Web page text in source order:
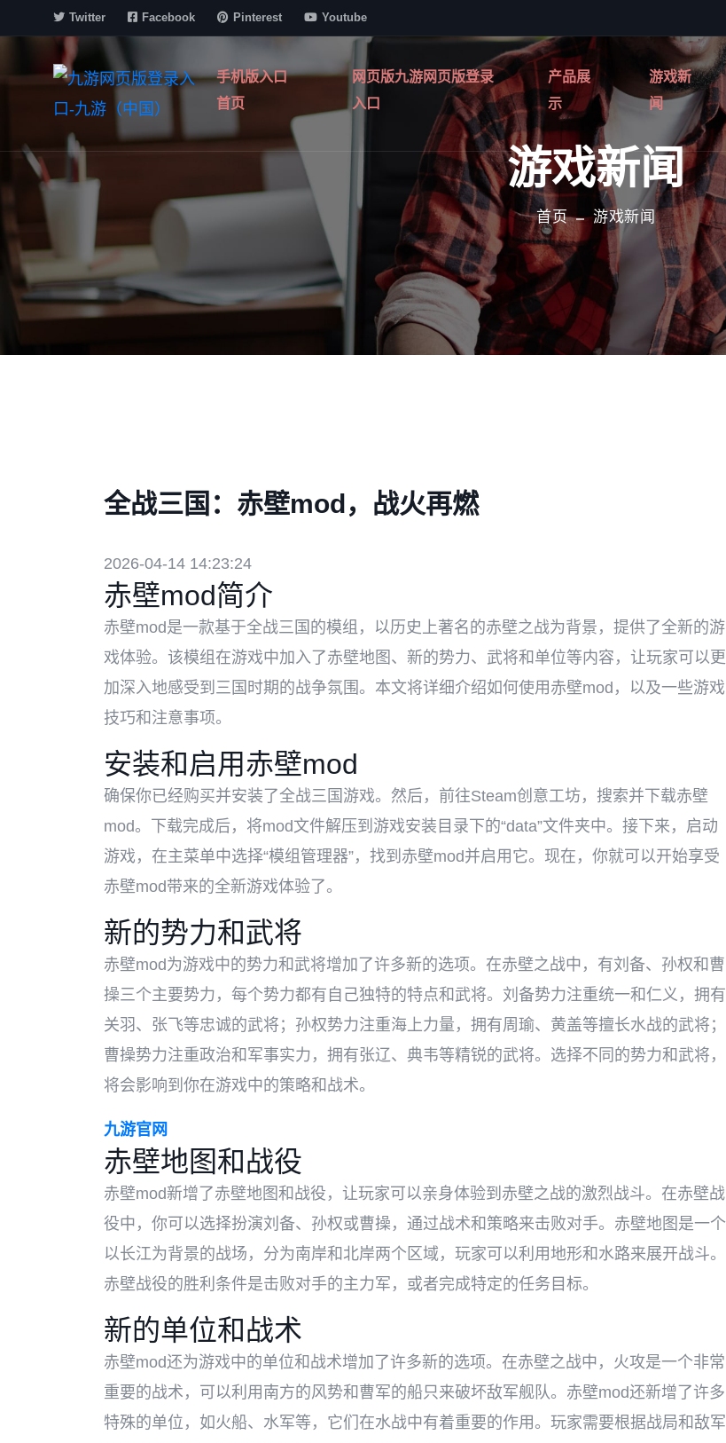
Twitter Facebook Pinterest Youtube
手机版入口
首页
网页版九游网页版登录
入口
产品展
示
游戏新
闻
游戏新闻
首页 游戏新闻
全战三国：赤壁mod，战火再燃
2026-04-14 14:23:24
赤壁mod简介
赤壁mod是一款基于全战三国的模组，以历史上著名的赤壁之战为背景，提供了全新的游
戏体验。该模组在游戏中加入了赤壁地图、新的势力、武将和单位等内容，让玩家可以更
加深入地感受到三国时期的战争氛围。本文将详细介绍如何使用赤壁mod，以及一些游戏
技巧和注意事项。
安装和启用赤壁mod
确保你已经购买并安装了全战三国游戏。然后，前往Steam创意工坊，搜索并下载赤壁
mod。下载完成后，将mod文件解压到游戏安装目录下的“data”文件夹中。接下来，启动
游戏，在主菜单中选择“模组管理器”，找到赤壁mod并启用它。现在，你就可以开始享受
赤壁mod带来的全新游戏体验了。
新的势力和武将
赤壁mod为游戏中的势力和武将增加了许多新的选项。在赤壁之战中，有刘备、孙权和曹
操三个主要势力，每个势力都有自己独特的特点和武将。刘备势力注重统一和仁义，拥有
关羽、张飞等忠诚的武将；孙权势力注重海上力量，拥有周瑜、黄盖等擅长水战的武将；
曹操势力注重政治和军事实力，拥有张辽、典韦等精锐的武将。选择不同的势力和武将，
将会影响到你在游戏中的策略和战术。
九游官网
赤壁地图和战役
赤壁mod新增了赤壁地图和战役，让玩家可以亲身体验到赤壁之战的激烈战斗。在赤壁战
役中，你可以选择扮演刘备、孙权或曹操，通过战术和策略来击败对手。赤壁地图是一个
以长江为背景的战场，分为南岸和北岸两个区域，玩家可以利用地形和水路来展开战斗。
赤壁战役的胜利条件是击败对手的主力军，或者完成特定的任务目标。
新的单位和战术
赤壁mod还为游戏中的单位和战术增加了许多新的选项。在赤壁之战中，火攻是一个非常
重要的战术，可以利用南方的风势和曹军的船只来破坏敌军舰队。赤壁mod还新增了许多
特殊的单位，如火船、水军等，它们在水战中有着重要的作用。玩家需要根据战局和敌军